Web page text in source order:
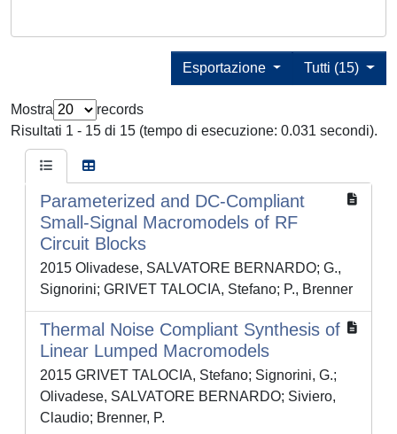
Tutti (15)
Esportazione
Mostra
records
Risultati 1 - 15 di 15 (tempo di esecuzione: 0.031 secondi).
Parameterized and DC-Compliant
Small-Signal Macromodels of RF
Circuit Blocks
2015 Olivadese, SALVATORE BERNARDO; G.,
Signorini; GRIVET TALOCIA, Stefano; P., Brenner
Thermal Noise Compliant Synthesis of
Linear Lumped Macromodels
2015 GRIVET TALOCIA, Stefano; Signorini, G.;
Olivadese, SALVATORE BERNARDO; Siviero,
Claudio; Brenner, P.